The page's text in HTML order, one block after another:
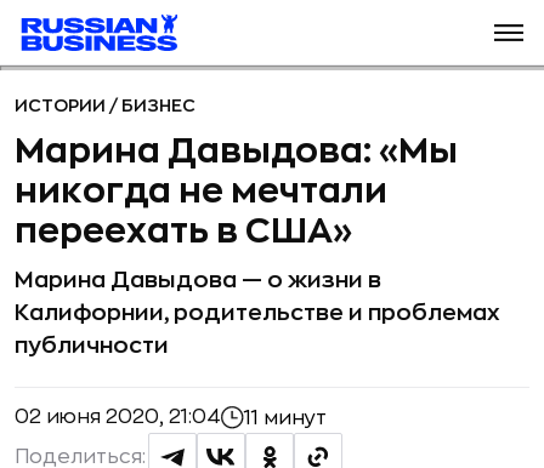
ИСТОРИИ / БИЗНЕС
Марина Давыдова: «Мы
никогда не мечтали
переехать в США»
Марина Давыдова — о жизни в
Калифорнии, родительстве и проблемах
публичности
02 июня 2020, 21:04 11 минут
Поделиться: